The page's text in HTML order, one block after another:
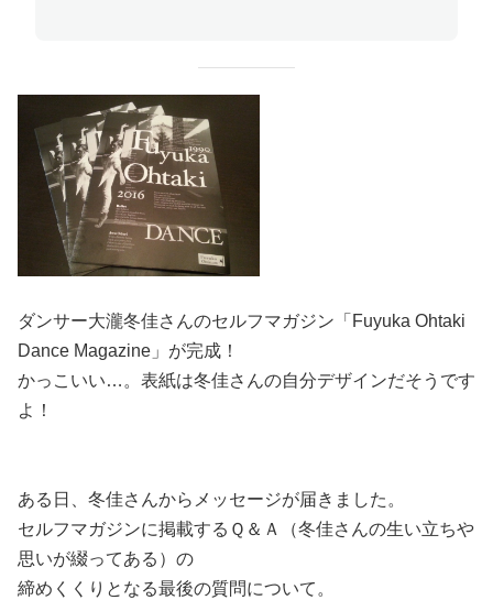
ダンサー大瀧冬佳さんのセルフマガジン「Fuyuka Ohtaki
Dance Magazine」が完成！
かっこいい…。表紙は冬佳さんの自分デザインだそうです
よ！
ある日、冬佳さんからメッセージが届きました。
セルフマガジンに掲載するＱ＆Ａ（冬佳さんの生い立ちや
思いが綴ってある）の
締めくくりとなる最後の質問について。